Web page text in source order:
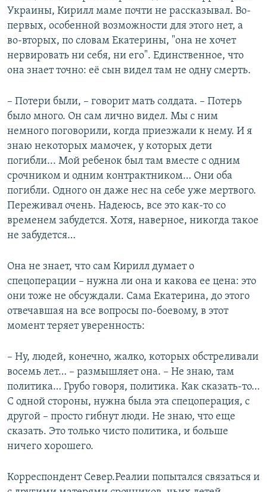
Украины, Кирилл маме почти не рассказывал. Во-
первых, особенной возможности для этого нет, а
во-вторых, по словам Екатерины, "она не хочет
нервировать ни себя, ни его". Единственное, что
она знает точно: её сын видел там не одну смерть.
– Потери были, – говорит мать солдата. – Потерь
было много. Он сам лично видел. Мы с ним
немного поговорили, когда приезжали к нему. И я
знаю некоторых мамочек, у которых дети
погибли... Мой ребенок был там вместе с одним
срочником и одним контрактником… Они оба
погибли. Одного он даже нес на себе уже мертвого.
Переживал очень. Надеюсь, все это как-то со
временем забудется. Хотя, наверное, никогда такое
не забудется…
Она не знает, что сам Кирилл думает о
спецоперации – нужна ли она и какова ее цена: это
они тоже не обсуждали. Сама Екатерина, до этого
отвечавшая на все вопросы по-боевому, в этот
момент теряет уверенность:
– Ну, людей, конечно, жалко, которых обстреливали
восемь лет… – размышляет она. – Не знаю, там
политика… Грубо говоря, политика. Как сказать-то…
С одной стороны, нужна была эта спецоперация, с
другой – просто гибнут люди. Не знаю, что еще
сказать. Это только чисто политика, и больше
ничего хорошего.
Корреспондент Север.Реалии попытался связаться и